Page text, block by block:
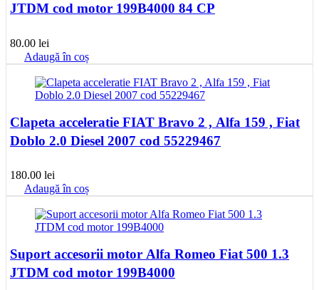
JTDM cod motor 199B4000 84 CP
80.00 lei
Adaugă în coș
Clapeta acceleratie FIAT Bravo 2 , Alfa 159 , Fiat
Doblo 2.0 Diesel 2007 cod 55229467
180.00 lei
Adaugă în coș
Suport accesorii motor Alfa Romeo Fiat 500 1.3
JTDM cod motor 199B4000